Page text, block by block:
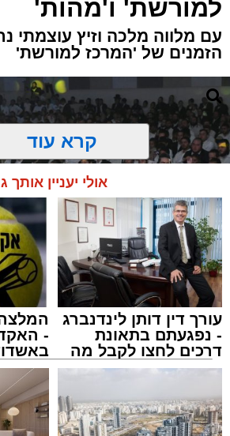
למורשת' ו'מהות'
עם מלווה מלכה וזיץ עוצמתי
הזמנים של 'המרכז למורשת'
זיץ המרכז למורשת
קרא עוד
אולי יעניין אותך
עורך דין דותן לינדנברג
- נפגעתם בתאונת
דרכים לחצו לקבל מה
שמגיע לכם
-